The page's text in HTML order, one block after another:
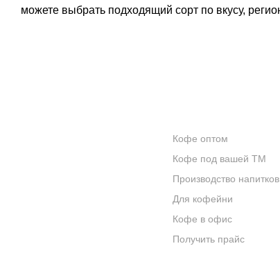
можете выбрать подходящий сорт по вкусу,
Кофе оптом
Кофе под вашей ТМ
Производство напитков
Для кофейни
Кофе в офис
Получить прайс